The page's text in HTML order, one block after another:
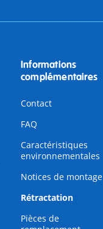
Informations
complémentaires
Contact
FAQ
Caractéristiques
environnementales
Notices de montage
Rétractation
Pièces de